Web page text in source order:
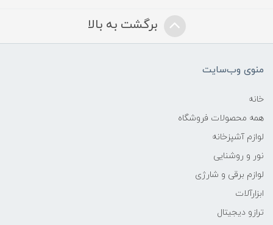
برگشت به بالا
منوی وب‌سایت
خانه
همه محصولات فروشگاه
لوازم آشپزخانه
نور و روشنایی
لوازم برقی و شارژی
ابزارآلات
ترازو دیجیتال